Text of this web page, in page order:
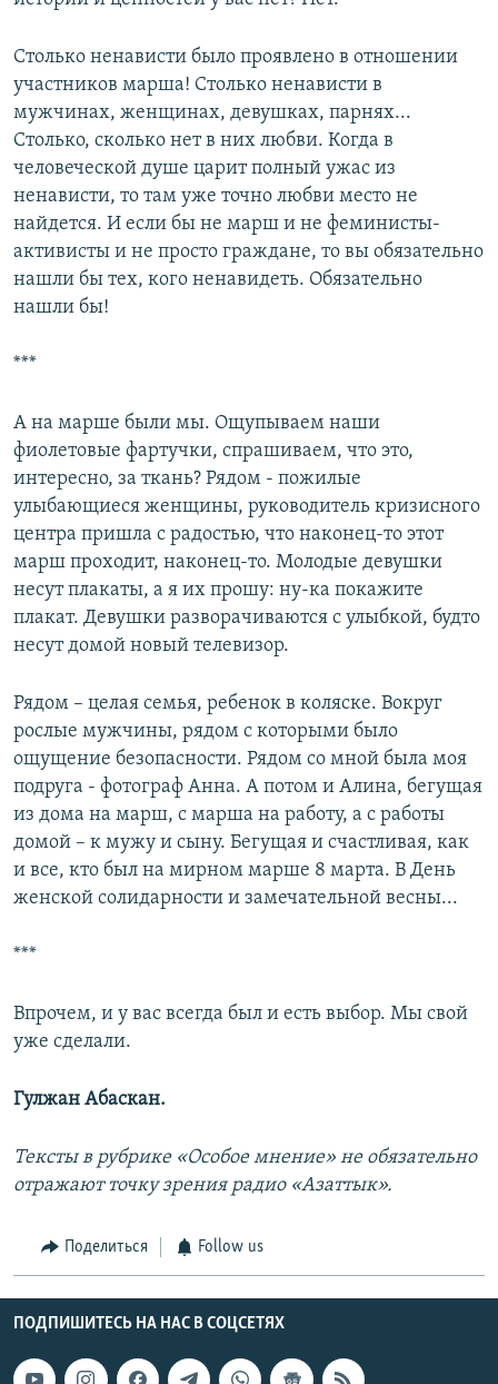
Столько ненависти было проявлено в отношении
участников марша! Столько ненависти в
мужчинах, женщинах, девушках, парнях...
Столько, сколько нет в них любви. Когда в
человеческой душе царит полный ужас из
ненависти, то там уже точно любви место не
найдется. И если бы не марш и не феминисты-
активисты и не просто граждане, то вы обязательно
нашли бы тех, кого ненавидеть. Обязательно
нашли бы!
***
А на марше были мы. Ощупываем наши
фиолетовые фартучки, спрашиваем, что это,
интересно, за ткань? Рядом - пожилые
улыбающиеся женщины, руководитель кризисного
центра пришла с радостью, что наконец-то этот
марш проходит, наконец-то. Молодые девушки
несут плакаты, а я их прошу: ну-ка покажите
плакат. Девушки разворачиваются с улыбкой, будто
несут домой новый телевизор.
Рядом – целая семья, ребенок в коляске. Вокруг
рослые мужчины, рядом с которыми было
ощущение безопасности. Рядом со мной была моя
подруга - фотограф Анна. А потом и Алина, бегущая
из дома на марш, с марша на работу, а с работы
домой – к мужу и сыну. Бегущая и счастливая, как
и все, кто был на мирном марше 8 марта. В День
женской солидарности и замечательной весны...
***
Впрочем, и у вас всегда был и есть выбор. Мы свой
уже сделали.
Гулжан Абаскан.
Тексты в рубрике «Особое мнение» не обязательно
отражают точку зрения радио «Азаттык».
Поделиться Follow us
ПОДПИШИТЕСЬ НА НАС В СОЦСЕТЯХ